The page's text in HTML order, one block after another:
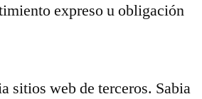
expreso u obligación
sitios web de terceros. Sabia